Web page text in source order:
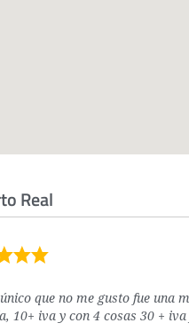
Real
que no me gusto fue una
10+ iva y con 4 cosas 30 +